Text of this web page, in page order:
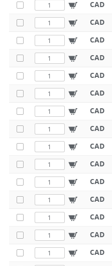
CAD
CAD
CAD
CAD
CAD
CAD
CAD
CAD
CAD
CAD
CAD
CAD
CAD
CAD
CAD